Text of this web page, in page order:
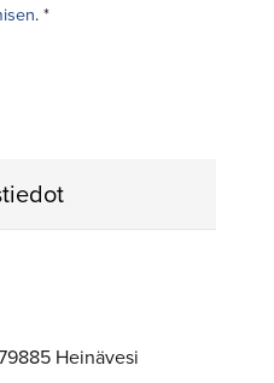
. *
Heinävesi